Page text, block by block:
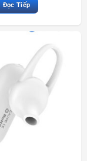
Đọc Tiếp